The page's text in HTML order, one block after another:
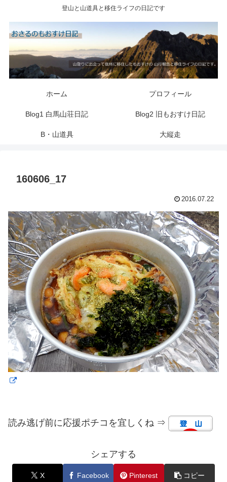
登山と山道具と移住ライフの日記です
ホーム プロフィール
Blog1 白馬山荘日記 Blog2 旧もおすけ日記
B・山道具 大縦走
160606_17
2016.07.22
読み逃げ前に応援ポチコを宜しくね ⇒
シェアする
X Facebook Pinterest コピー